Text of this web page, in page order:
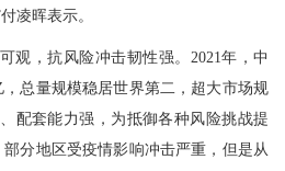
凌晖表示。
，抗风险冲击韧性强。2021年，中
，总量规模稳居世界第二，超大市场规
配套能力强，为抵御各种风险挑战提
分地区受疫情影响冲击严重，但是从